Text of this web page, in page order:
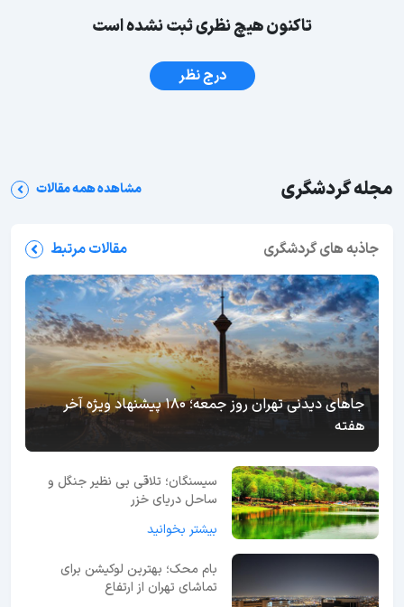
تاکنون هیچ نظری ثبت نشده است
درج نظر
مجله گردشگری مشاهده همه مقالات
جاذبه های گردشگری مقالات مرتبط
جاهای دیدنی تهران روز جمعه؛ 180 پیشنهاد ویژه آخر
هفته
سیسنگان؛ تلاقی بی نظیر جنگل و
ساحل دریای خزر
بیشتر بخوانید
بام محک؛ بهترین لوکیشن برای
تماشای تهران از ارتفاع